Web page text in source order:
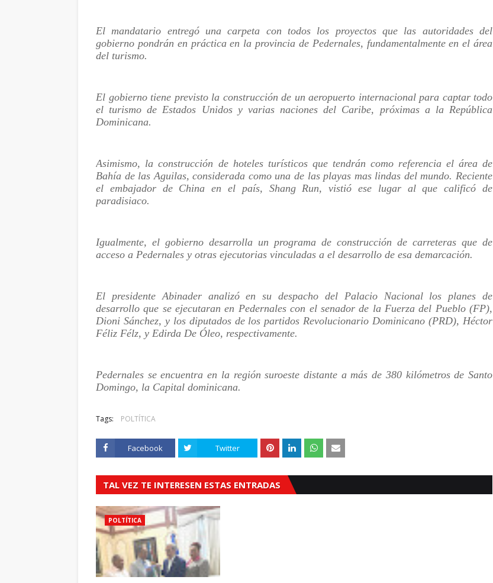
El mandatario entregó una carpeta con todos los proyectos que las autoridades del
gobierno pondrán en práctica en la provincia de Pedernales, fundamentalmente en el área
del turismo.
El gobierno tiene previsto la construcción de un aeropuerto internacional para captar todo
el turismo de Estados Unidos y varias naciones del Caribe, próximas a la República
Dominicana.
Asimismo, la construcción de hoteles turísticos que tendrán como referencia el área de
Bahía de las Aguilas, considerada como una de las playas mas lindas del mundo. Reciente
el embajador de China en el país, Shang Run, vistió ese lugar al que calificó de
paradisiaco.
Igualmente, el gobierno desarrolla un programa de construcción de carreteras que de
acceso a Pedernales y otras ejecutorias vinculadas a el desarrollo de esa demarcación.
El presidente Abinader analizó en su despacho del Palacio Nacional los planes de
desarrollo que se ejecutaran en Pedernales con el senador de la Fuerza del Pueblo (FP),
Dioni Sánchez, y los diputados de los partidos Revolucionario Dominicano (PRD), Héctor
Féliz Félz, y Edirda De Óleo, respectivamente.
Pedernales se encuentra en la región suroeste distante a más de 380 kilómetros de Santo
Domingo, la Capital dominicana.
Tags: POLTÍTICA
Facebook Twitter
TAL VEZ TE INTERESEN ESTAS ENTRADAS
POLTÍTICA